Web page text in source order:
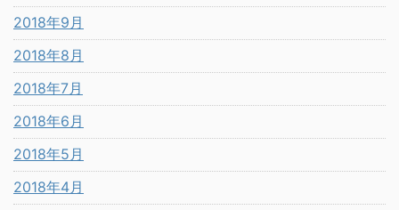
2018年9月
2018年8月
2018年7月
2018年6月
2018年5月
2018年4月